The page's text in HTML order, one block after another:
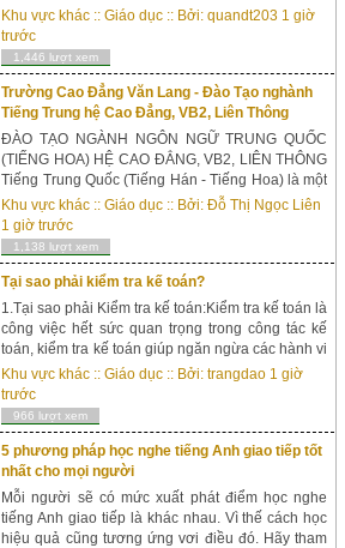
đối với giáo dục ĐH Việt Nam nhưng so với các
nước trong khu vực, Việt Nam vẫn còn ở khoảng
cách khá xa. Theo GS....
Khu vực khác ::Giáo dục :: Bởi:quandt203 1 giờ
trước
1,446 lượt xem
Trường Cao Đẳng Văn Lang - Đào Tạo nghành
Tiếng Trung hệ Cao Đẳng, VB2, Liên Thông
ĐÀO TẠO NGÀNH NGÔN NGỮ TRUNG QUỐC
(TIẾNG HOA) HỆ CAO ĐẲNG, VB2, LIÊN THÔNG
Tiếng Trung Quốc (Tiếng Hán - Tiếng Hoa) là một
trong ngôn ngữ được sử dụng nhiều nhất trên thế
giới. Chỉ riêng ở Trung Quốc thôi với dân số
chiếm 1/6 dân số...
Khu vực khác ::Giáo dục :: Bởi:Đỗ Thị Ngọc Liên
1 giờ trước
1,138 lượt xem
Tại sao phải kiểm tra kế toán?
1.Tại sao phải Kiểm tra kế toán:Kiểm tra kế toán là
công việc hết sức quan trọng trong công tác kế
toán, kiểm tra kế toán giúp ngăn ngừa các hành vi
tiêu cực, chống tham ô lãng phí góp phần đảm
bảo an toàn...
Khu vực khác ::Giáo dục :: Bởi:trangdao 1 giờ
trước
966 lượt xem
5 phương pháp học nghe tiếng Anh giao tiếp tốt
nhất cho mọi người
Mỗi người sẽ có mức xuất phát điểm học nghe
tiếng Anh giao tiếp là khác nhau. Vì thế cách học
hiệu quả cũng tương ứng vơi điều đó. Hãy tham